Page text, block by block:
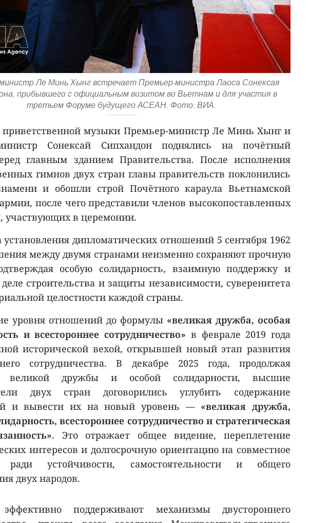
Ле Минь Хынг встречает Премьер-министра Лаоса Сонексая
прибывшего с официальным визитом во Вьетнам и для участия в
третьем Форуме будущего АСЕАН. Фото: ВИА.
приветственной музыки Премьер-министр Ле Минь Хынг и
Сонексай Сипхандон поднялись на почётный
главным зданием Правительства. После исполнения
гимнов двух стран главы правительств поклонились
и обошли строй Почётного караула Вьетнамской
после чего представили членов высокопоставленных
участвующих в церемонии.
дипломатических отношений 5 сентября 1962
между двумя странами неизменно сохраняют прочную
особую солидарность, взаимную поддержку и
строительства и защиты независимости, суверенитета
целостности каждой страны.
уровня отношений до формулы «великая дружба, особая
и всестороннее сотрудничество» в феврале 2019 года
исторической вехой, открывшей новый этап развития
сотрудничества. В декабре 2025 года, продолжая
великой дружбы и особой солидарности, высшие
двух стран договорились углубить содержание
и вывести их на новый уровень — «великая дружба,
всестороннее сотрудничество и стратегическая
. Это отражает общее видение, переплетение
интересов и долгосрочную ориентацию на совместное
ради устойчивости, самостоятельности и общего
двух народов.
поддерживают механизмы двустороннего